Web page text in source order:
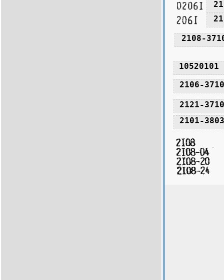
10520101
2101-
2106-
2108-
2121-